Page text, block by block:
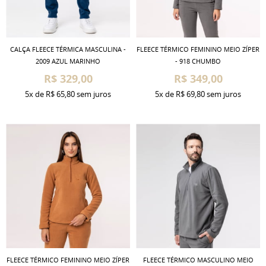
CALÇA FLEECE TÉRMICA MASCULINA -
2009 AZUL MARINHO
R$ 329,00
5xde R$ 65,80sem juros
FLEECE TÉRMICO FEMININO MEIO ZÍPER
- 918 CHUMBO
R$ 349,00
5xde R$ 69,80sem juros
FLEECE TÉRMICO FEMININO MEIO ZÍPER
FLEECE TÉRMICO MASCULINO MEIO